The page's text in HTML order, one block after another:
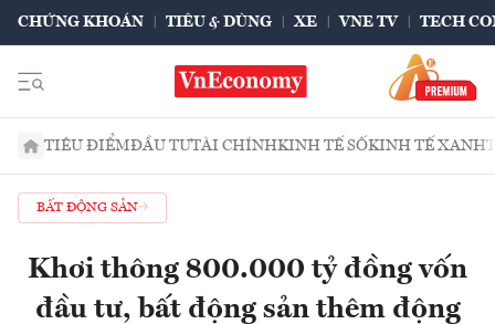
CHỨNG KHOÁN TIÊU & DÙNG XE VNE TV TECH
TIÊU ĐIỂMĐẦU TƯTÀI CHÍNHKINH TẾ SỐKINH TẾ XANH
BẤT ĐỘNG SẢN
Khơi thông 800.000 tỷ đồng vốn
đầu tư, bất động sản thêm động